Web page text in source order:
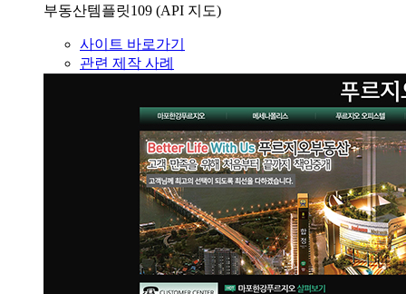
부동산템플릿109 (API 지도)
사이트 바로가기
관련 제작 사례